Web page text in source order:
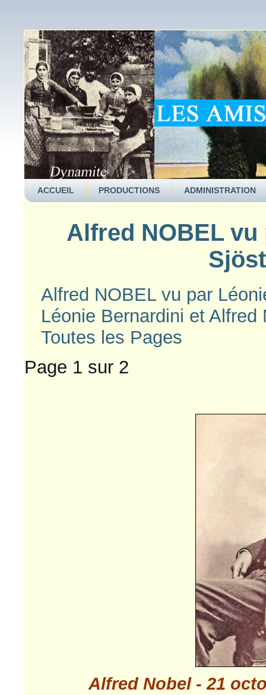
ACCUEIL PRODUCTIONS ADMINISTRATION
Alfred NOBEL
Alfred NOBEL vu par
Léonie Bernardini et Alfred
Toutes les Pages
Page 1 sur 2
Alfred Nobel - 21